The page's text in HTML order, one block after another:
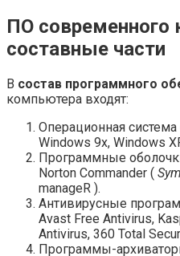
ПО современного
составные части
В состав программного
компьютера входят:
Операционная система
Windows 9х, Windows
Программные
Norton Commander (
manageR ).
Антивирусные
Avast Free Antivirus,
Antivirus, 360 Total
Программы-